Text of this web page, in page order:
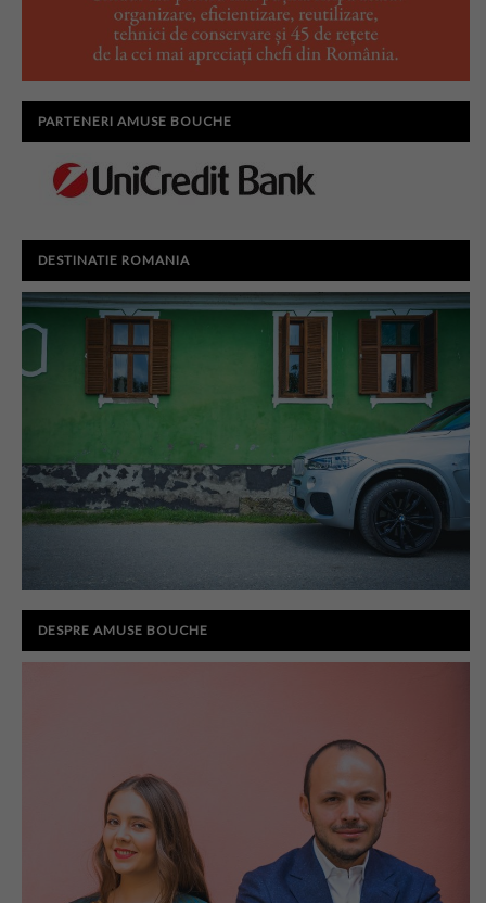
PARTENERI AMUSE BOUCHE
DESTINATIE ROMANIA
DESPRE AMUSE BOUCHE